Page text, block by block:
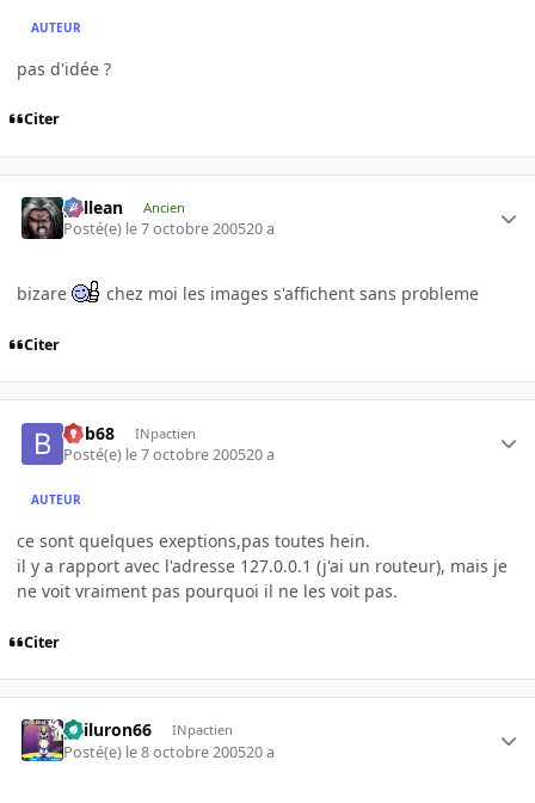
AUTEUR
pas d'idée ?
Citer
gallean Ancien
Posté(e) le 7 octobre 200520 a
bizare chez moi les images s'affichent sans probleme
Citer
bob68 INpactien
Posté(e) le 7 octobre 200520 a
AUTEUR
ce sont quelques exeptions,pas toutes hein.
il y a rapport avec l'adresse 127.0.0.1 (j'ai un routeur), mais je
ne voit vraiment pas pourquoi il ne les voit pas.
Citer
gailuron66 INpactien
Posté(e) le 8 octobre 200520 a